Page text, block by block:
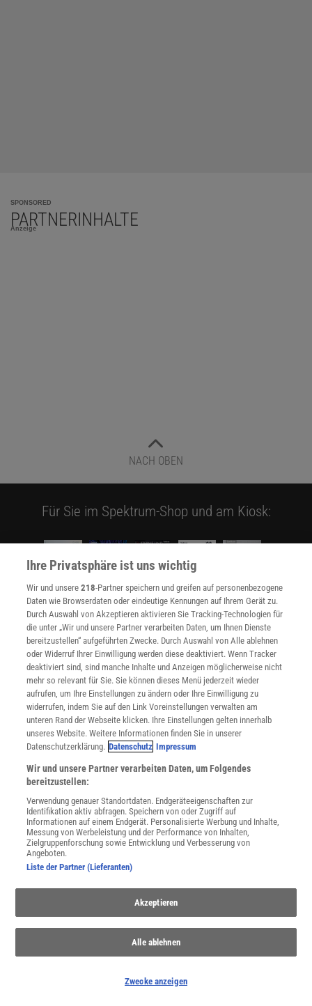
SPONSORED
PARTNERINHALTE
Anzeige
NACH OBEN
Für Sie im Spektrum-Shop und am Kiosk:
WEITERE NEUERSCHEINUNGEN SPEKTRUM SHOP
Spektrum.de-Newsletter abonnieren
JETZT ANMELDEN!
Sie können unsere Newsletter jederzeit wieder abbestellen. Infos zu unserem Umgang
mit Ihren personenbezogenen Daten finden Sie in unserer
SERVICES
Newsletter
Kontakt
Spektrum Shop
Im Handel kaufen
Widerruf
Ihre Privatsphäre ist uns wichtig
Wir und unsere218-Partner speichern und greifen auf personenbezogene
Daten wie Browserdaten oder eindeutige Kennungen auf Ihrem Gerät zu.
Durch Auswahl von Akzeptieren aktivieren Sie Tracking-Technologien für
die unter „Wir und unsere Partner verarbeiten Daten, um Ihnen Dienste
bereitzustellen“ aufgeführten Zwecke. Durch Auswahl von Alle ablehnen
oder Widerruf Ihrer Einwilligung werden diese deaktiviert. Wenn Tracker
deaktiviert sind, sind manche Inhalte und Anzeigen möglicherweise nicht
mehr so relevant für Sie. Sie können dieses Menü jederzeit wieder
aufrufen, um Ihre Einstellungen zu ändern oder Ihre Einwilligung zu
widerrufen, indem Sie auf den Link Voreinstellungen verwalten am
unteren Rand der Webseite klicken. Ihre Einstellungen gelten innerhalb
unseres Website. Weitere Informationen finden Sie in unserer
Datenschutzerklärung. Datenschutz Impressum
Wir und unsere Partner verarbeiten Daten, um Folgendes
bereitzustellen:
Verwendung genauer Standortdaten. Endgeräteeigenschaften zur
Identifikation aktiv abfragen. Speichern von oder Zugriff auf
Informationen auf einem Endgerät. Personalisierte Werbung und Inhalte,
Messung von Werbeleistung und der Performance von Inhalten,
Zielgruppenforschung sowie Entwicklung und Verbesserung von
Angeboten.
Liste der Partner (Lieferanten)
Akzeptieren
Alle ablehnen
Zwecke anzeigen